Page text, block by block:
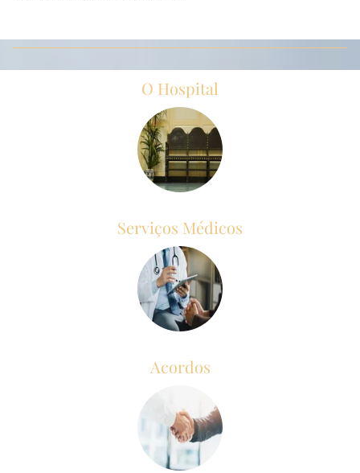
O Hospital
Serviços Médicos
Acordos